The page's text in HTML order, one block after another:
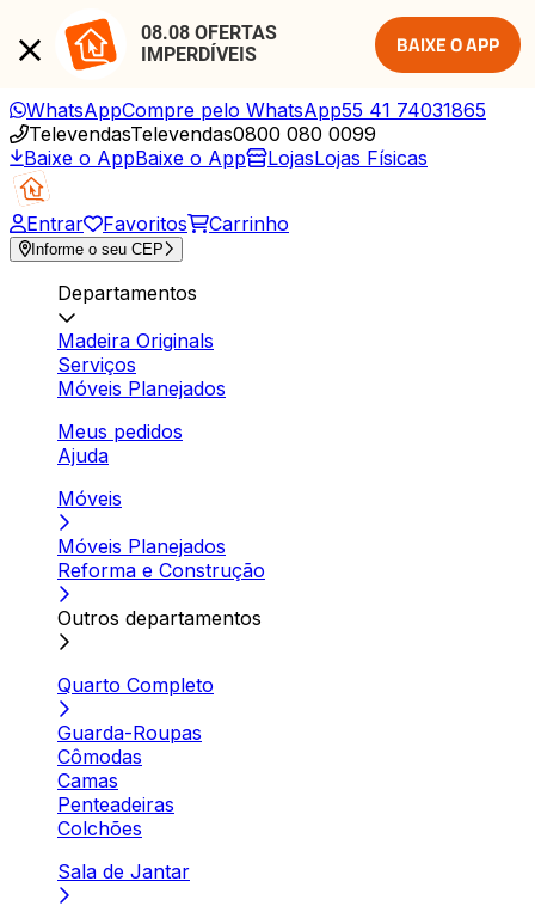
08.08 OFERTAS
IMPERDÍVEIS
BAIXE O APP
WhatsAppCompre pelo WhatsApp55 41 74031865
TelevendasTelevendas0800 080 0099
Baixe o AppBaixe o App LojasLojas Físicas
Entrar Favoritos Carrinho
Informe o seu CEP
Departamentos
Madeira Originals
Serviços
Móveis Planejados
Meus pedidos
Ajuda
Móveis
Móveis Planejados
Reforma e Construção
Outros departamentos
Quarto Completo
Guarda-Roupas
Cômodas
Camas
Penteadeiras
Colchões
Sala de Jantar